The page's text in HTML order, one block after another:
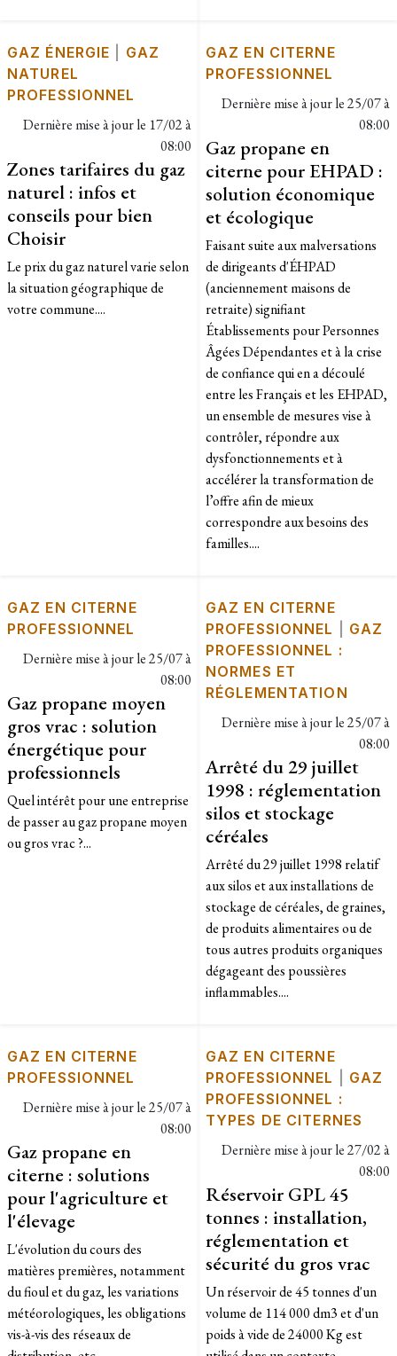
GAZ ÉNERGIE
GAZ
NATUREL
PROFESSIONNEL
Dernière mise à jour le 17/02 à
08:00
Zones tarifaires du gaz
naturel : infos et
conseils pour bien
Choisir
Le prix du gaz naturel varie selon
la situation géographique de
votre commune....
GAZ EN CITERNE
PROFESSIONNEL
Dernière mise à jour le25/07 à
08:00
Gaz propane en
citerne pour EHPAD :
solution économique
et écologique
Faisant suite aux malversations
de dirigeants d'ÉHPAD
(anciennement maisons de
retraite) signifiant
Établissements pour Personnes
Âgées Dépendantes et à la crise
de confiance qui en a découlé
entre les Français et les EHPAD,
un ensemble de mesures vise à
contrôler, répondre aux
dysfonctionnements et à
accélérer la transformation de
l’offre afin de mieux
correspondre aux besoins des
familles....
GAZ EN CITERNE
PROFESSIONNEL
Dernière mise à jour le25/07 à
08:00
Gaz propane moyen
gros vrac : solution
énergétique pour
professionnels
Quel intérêt pour une entreprise
de passer au gaz propane moyen
ou gros vrac ?...
GAZ EN CITERNE
PROFESSIONNEL
GAZ
PROFESSIONNEL :
NORMES ET
RÉGLEMENTATION
Dernière mise à jour le25/07 à
08:00
Arrêté du 29 juillet
1998 : réglementation
silos et stockage
céréales
Arrêté du 29 juillet 1998 relatif
aux silos et aux installations de
stockage de céréales, de graines,
de produits alimentaires ou de
tous autres produits organiques
dégageant des poussières
inflammables....
GAZ EN CITERNE
PROFESSIONNEL
Dernière mise à jour le25/07 à
08:00
Gaz propane en
citerne : solutions
pour l'agriculture et
l'élevage
L'évolution du cours des
matières premières, notamment
du fioul et du gaz, les variations
météorologiques, les obligations
vis-à-vis des réseaux de
GAZ EN CITERNE
PROFESSIONNEL
GAZ
PROFESSIONNEL :
TYPES DE CITERNES
Dernière mise à jour le27/02 à
08:00
Réservoir GPL 45
tonnes : installation,
réglementation et
sécurité du gros vrac
Un réservoir de 45 tonnes d'un
volume de 114 000 dm3 et d'un
poids à vide de 24000 Kg est